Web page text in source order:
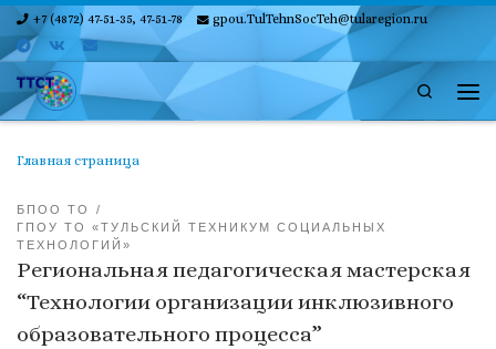
Skip to content
+7 (4872) 47-51-35, 47-51-78 gpou.TulTehnSocTeh@tularegion.ru
Search
Главная страница
БПОО ТО
ГПОУ ТО «ТУЛЬСКИЙ ТЕХНИКУМ СОЦИАЛЬНЫХ
ТЕХНОЛОГИЙ»
Региональная педагогическая мастерская
“Технологии организации инклюзивного
образовательного процесса”